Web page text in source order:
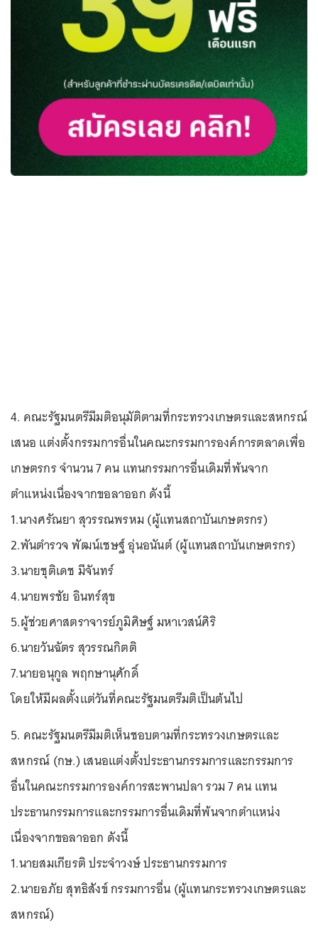
4. คณะรัฐมนตรีมีมติอนุมัติตามที่กระทรวงเกษตรและสหกรณ์
เสนอ แต่งตั้งกรรมการอื่นในคณะกรรมการองค์การตลาดเพื่อ
เกษตรกร จำนวน 7 คน แทนกรรมการอื่นเดิมที่พ้นจาก
ตำแหน่งเนื่องจากขอลาออก ดังนี้
1.นางศรัณยา สุวรรณพรหม (ผู้แทนสถาบันเกษตรกร)
2.พันตำรวจ พัฒน์เชษฐ์ อุ่นอนันต์ (ผู้แทนสถาบันเกษตรกร)
3.นายชุติเดช มีจันทร์
4.นายพรชัย อินทร์สุข
5.ผู้ช่วยศาสตราจารย์ภูมิศิษฐ์ มหาเวสน์ศิริ
6.นายวันฉัตร สุวรรณกิตติ
7.นายอนุกูล พฤกษานุศักดิ์
โดยให้มีผลตั้งแต่วันที่คณะรัฐมนตรีมติเป็นต้นไป
5. คณะรัฐมนตรีมีมติเห็นชอบตามที่กระทรวงเกษตรและ
สหกรณ์ (กษ.) เสนอแต่งตั้งประธานกรรมการและกรรมการ
อื่นในคณะกรรมการองค์การสะพานปลา รวม 7 คน แทน
ประธานกรรมการและกรรมการอื่นเดิมที่พ้นจากตำแหน่ง
เนื่องจากขอลาออก ดังนี้
1.นายสมเกียรติ ประจำวงษ์ ประธานกรรมการ
2.นายอภัย สุทธิสังข์ กรรมการอื่น (ผู้แทนกระทรวงเกษตรและ
สหกรณ์)